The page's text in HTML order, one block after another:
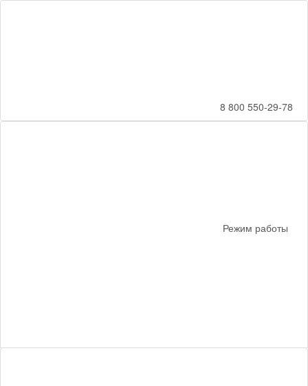
8 800 550-29-78
Режим работы